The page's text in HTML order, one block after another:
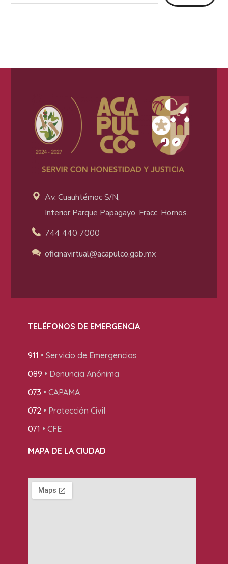
Av. Cuauhtémoc S/N,
Interior Parque Papagayo, Fracc. Hornos.
744 440 7000
oficinavirtual@acapulco.gob.mx
TELÉFONOS DE EMERGENCIA
911 • Servicio de Emergencias
089 • Denuncia Anónima
073 • CAPAMA
072• Protección Civil
071 • CFE
MAPA DE LA CIUDAD